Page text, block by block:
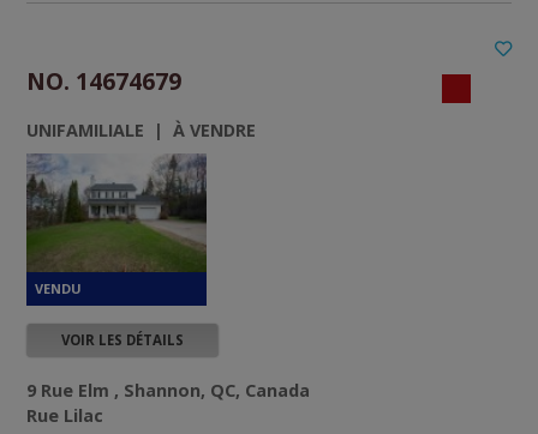
NO. 14674679
UNIFAMILIALE | À VENDRE
VOIR LES DÉTAILS
9 Rue Elm , Shannon, QC, Canada
Rue Lilac